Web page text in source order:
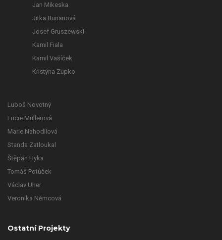
Jan Mikeska
Jitka Burianová
Josef Gruszewski
Kamil Fiala
Kamil Vašíček
Kristýna Zupko
Luboš Novotný
Lucie Müllerová
Marie Nahodilová
Standa Zatloukal
Štěpán Hyka
Tomáš Potůček
Václav Uher
Veronika Němcová
Ostatní Projekty